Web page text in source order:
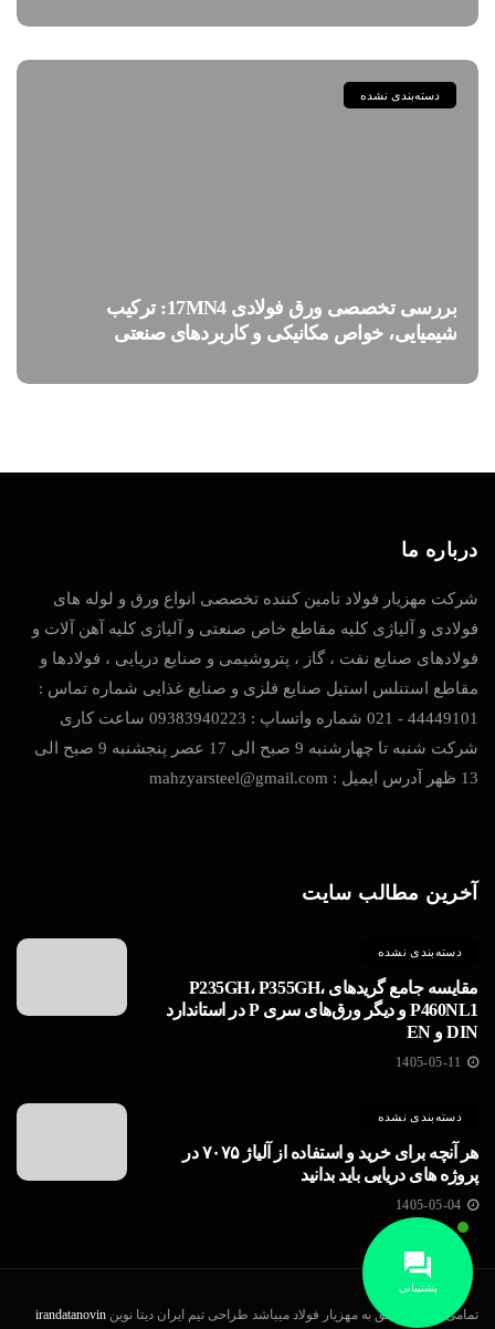
دسته‌بندی نشده
بررسی تخصصی ورق فولادی 17MN4: ترکیب
شیمیایی، خواص مکانیکی و کاربردهای صنعتی
درباره ما
شرکت مهزیار فولاد تامین کننده تخصصی انواع ورق و لوله های
فولادی و آلیاژی کلیه مقاطع خاص صنعتی و آلیاژی کلیه آهن آلات و
فولادهای صنایع نفت ، گاز ، پتروشیمی و صنایع دریایی ، فولادها و
مقاطع استنلس استیل صنایع فلزی و صنایع غذایی شماره تماس :
44449101 - 021 شماره واتساپ : 09383940223 ساعت کاری
شرکت شنبه تا چهارشنبه 9 صبح الی 17 عصر پنجشنبه 9 صبح الی
13 ظهر آدرس ایمیل : mahzyarsteel@gmail.com
آخرین مطالب سایت
دسته‌بندی نشده
مقایسه جامع گریدهای P235GH، P355GH،
P460NL1 و دیگر ورق‌های سری P در استاندارد
DIN و EN
1405-05-11
دسته‌بندی نشده
هر آنچه برای خرید و استفاده از آلیاژ ۷۰۷۵ در
پروژه های دریایی باید بدانید
1405-05-04
تمامی حقوق متعلق به مهزیار فولاد میباشد طراحی تیم ایران دیتا نوین irandatanovin
پشتیبانی